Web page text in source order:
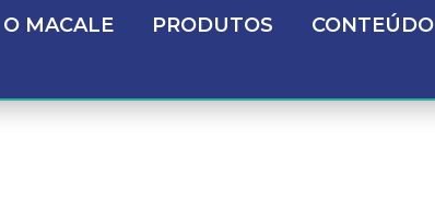
O MACALE PRODUTOS CONTEÚDO